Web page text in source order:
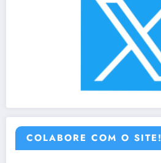
COLABORE COM O SITE!